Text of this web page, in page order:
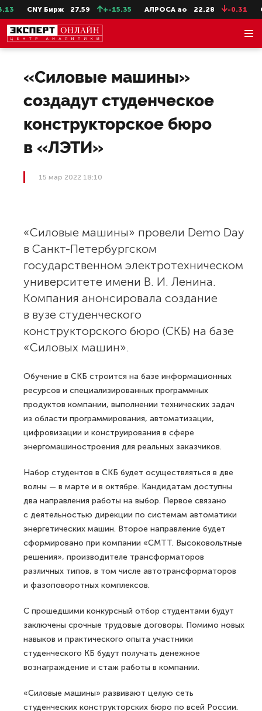
CNY Бирж 27.59 +-15.35 АЛРОСА ао 22.28 -0.31
«Силовые машины»
создадут студенческое
конструкторское бюро
в «ЛЭТИ»
15 мар 2022 18:10
«Силовые машины» провели Demo Day
в Санкт-Петербургском
государственном электротехническом
университете имени В. И. Ленина.
Компания анонсировала создание
в вузе студенческого
конструкторского бюро (СКБ) на базе
«Силовых машин».
Обучение в СКБ строится на базе информационных
ресурсов и специализированных программных
продуктов компании, выполнении технических задач
из области программирования, автоматизации,
цифровизации и конструирования в сфере
энергомашиностроения для реальных заказчиков.
Набор студентов в СКБ будет осуществляться в две
волны — в марте и в октябре. Кандидатам доступны
два направления работы на выбор. Первое связано
с деятельностью дирекции по системам автоматики
энергетических машин. Второе направление будет
сформировано при компании «СМТТ. Высоковольтные
решения», производителе трансформаторов
различных типов, в том числе автотрансформаторов
и фазоповоротных комплексов.
С прошедшими конкурсный отбор студентами будут
заключены срочные трудовые договоры. Помимо новых
навыков и практического опыта участники
студенческого КБ будут получать денежное
вознаграждение и стаж работы в компании.
«Силовые машины» развивают целую сеть
студенческих конструкторских бюро по всей России.